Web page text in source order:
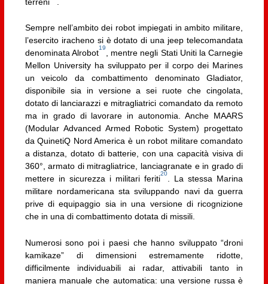
Sempre nell’ambito dei robot impiegati in ambito militare,
l’esercito iracheno si è dotato di una jeep telecomandata
denominata Alrobot
19
, mentre negli Stati Uniti la Carnegie
Mellon University ha sviluppato per il corpo dei Marines
un veicolo da combattimento denominato Gladiator,
disponibile sia in versione a sei ruote che cingolata,
dotato di lanciarazzi e mitragliatrici comandato da remoto
ma in grado di lavorare in autonomia. Anche MAARS
(Modular Advanced Armed Robotic System) progettato
da QuinetiQ Nord America è un robot militare comandato
a distanza, dotato di batterie, con una capacità visiva di
360°, armato di mitragliatrice, lanciagranate e in grado di
mettere in sicurezza i militari feriti
20
. La stessa Marina
militare nordamericana sta sviluppando navi da guerra
prive di equipaggio sia in una versione di ricognizione
che in una di combattimento dotata di missili.
Numerosi sono poi i paesi che hanno sviluppato “droni
kamikaze” di dimensioni estremamente ridotte,
difficilmente individuabili ai radar, attivabili tanto in
maniera manuale che automatica: una versione russa è